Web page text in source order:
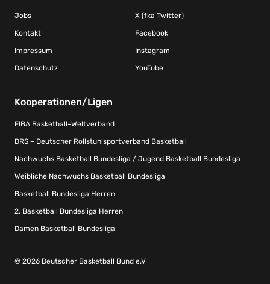
Jobs
Kontakt
Impressum
Datenschutz
X (fka Twitter)
Facebook
Instagram
YouTube
Kooperationen/Ligen
FIBA Basketball-Weltverband
DRS – Deutscher Rollstuhlsportverband Basketball
Nachwuchs Basketball Bundesliga / Jugend Basketball Bundesliga
Weibliche Nachwuchs Basketball Bundesliga
Basketball Bundesliga Herren
2. Basketball Bundesliga Herren
Damen Basketball Bundesliga
© 2026 Deutscher Basketball Bund e.V